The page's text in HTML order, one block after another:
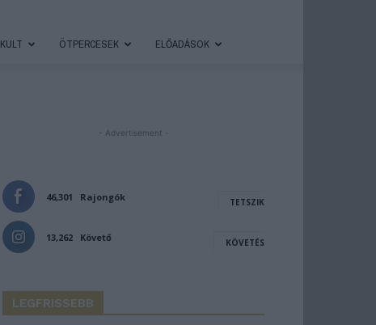
KULT ÖTPERCESEK ELŐADÁSOK
- Advertisement -
46,301 Rajongók TETSZIK
13,262 Követő KÖVETÉS
LEGFRISSEBB